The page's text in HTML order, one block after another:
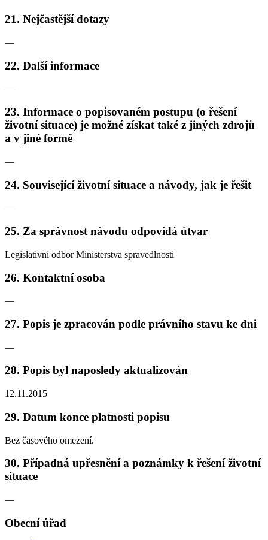
21. Nejčastější dotazy
—
22. Další informace
—
23. Informace o popisovaném postupu (o řešení
životní situace) je možné získat také z jiných zdrojů
a v jiné formě
—
24. Související životní situace a návody, jak je řešit
—
25. Za správnost návodu odpovídá útvar
Legislativní odbor Ministerstva spravedlnosti
26. Kontaktní osoba
—
27. Popis je zpracován podle právního stavu ke dni
—
28. Popis byl naposledy aktualizován
12.11.2015
29. Datum konce platnosti popisu
Bez časového omezení.
30. Případná upřesnění a poznámky k řešení životní
situace
—
Obecní úřad